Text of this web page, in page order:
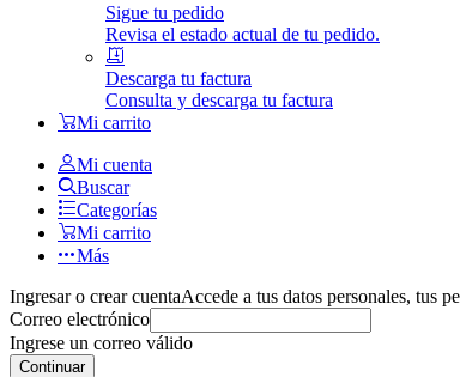
Sigue tu pedido
Revisa el estado actual de tu pedido.
Descarga tu factura
Consulta y descarga tu factura
Mi carrito
Mi cuenta
Buscar
Categorías
Mi carrito
Más
Ingresar o crear cuentaAccede a tus datos personales, tus
Correo electrónico
Ingrese un correo válido
Continuar